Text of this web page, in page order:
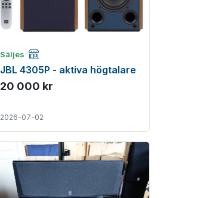
Säljes Företagsannons
JBL 4305P - aktiva högtalare
20 000 kr
2026-07-02